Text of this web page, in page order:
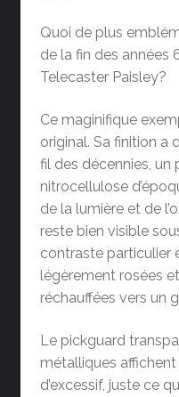
Quoi de plus
de la fin des années
Telecaster Paisley?
Ce maginifique
original. Sa finition a
fil des décennies,
nitrocellulose
de la lumière et de
reste bien visible
contraste particulier
légèrement rosées
réchauffées vers un
Le pickguard
métalliques affichent
d’excessif, juste ce